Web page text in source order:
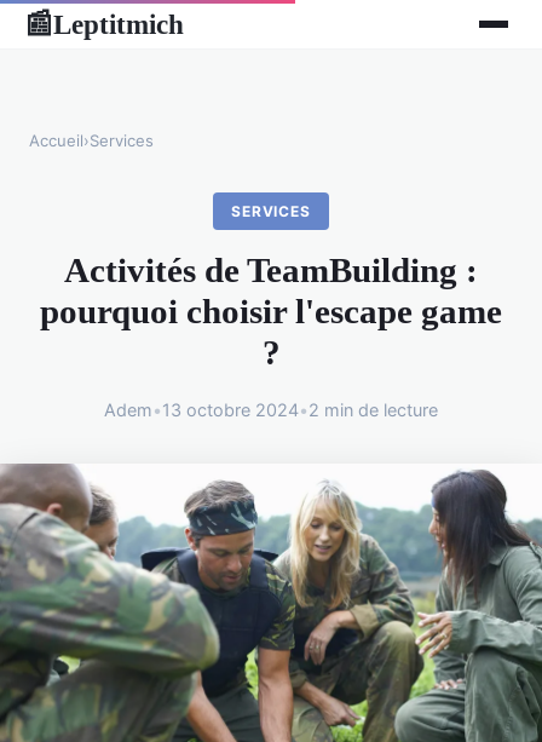
📰Leptitmich
Accueil›Services
SERVICES
Activités de TeamBuilding :
pourquoi choisir l'escape game
?
Adem•13 octobre 2024•2 min de lecture